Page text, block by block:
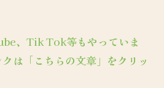
、Tik Tok等もやっていま
は「こちらの文章」をクリッ